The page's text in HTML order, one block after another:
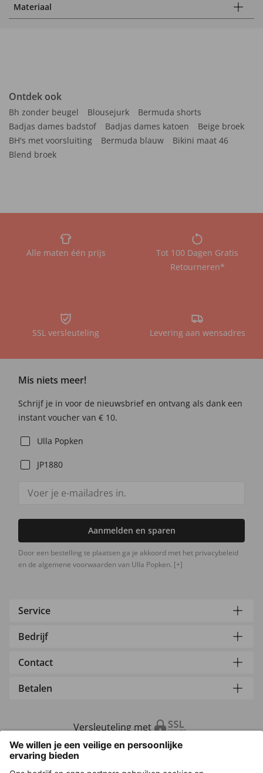
Materiaal
Ontdek ook
Bh zonder beugel Blousejurk
Bermuda shorts
Badjas dames badstof
Badjas dames katoen
Beige broek
BH's met voorsluiting
Bermuda blauw
Bikini maat 46
Blend broek
Alle maten één prijs
Tot 100 Dagen Gratis
Retourneren*
SSL versleuteling Levering aan wensadres
Mis niets meer!
Schrijf je in voor de nieuwsbrief en ontvang als dank een
instant voucher van € 10.
Ulla Popken
JP1880
Aanmelden en sparen
Door een bestelling te plaatsen ga je akkoord met het privacybeleid
en de algemene voorwaarden van Ulla Popken. [+]
Service
Bedrijf
Contact
Betalen
Versleuteling met